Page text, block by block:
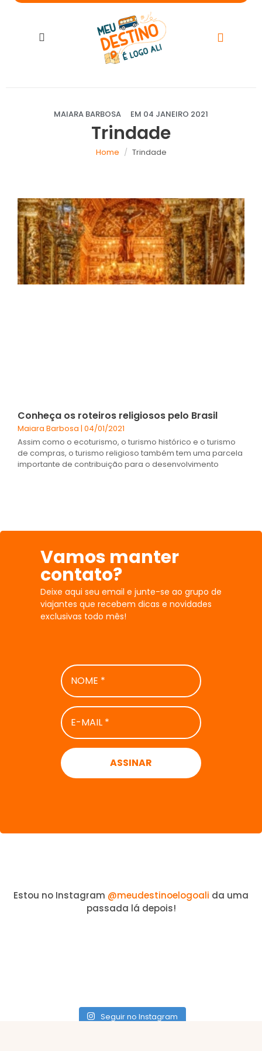
MAIARA BARBOSA EM 04 JANEIRO 2021
Trindade
Home Trindade
Conheça os roteiros religiosos pelo Brasil
Maiara Barbosa 04/01/2021
Assim como o ecoturismo, o turismo histórico e o turismo
de compras, o turismo religioso também tem uma parcela
importante de contribuição para o desenvolvimento
Vamos manter
contato?
Deixe aqui seu email e junte-se ao grupo de
viajantes que recebem dicas e novidades
exclusivas todo mês!
NOME
*
E-
MAIL
*
Estou no Instagram @meudestinoelogoali da uma
passada lá depois!
Seguir no Instagram